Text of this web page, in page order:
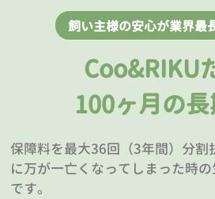
飼い主様の安心が業界最
Coo&RIKU
100ヶ月の
保障料を最大36回（3年間）分割
に万が一亡くなってしまった時
です。